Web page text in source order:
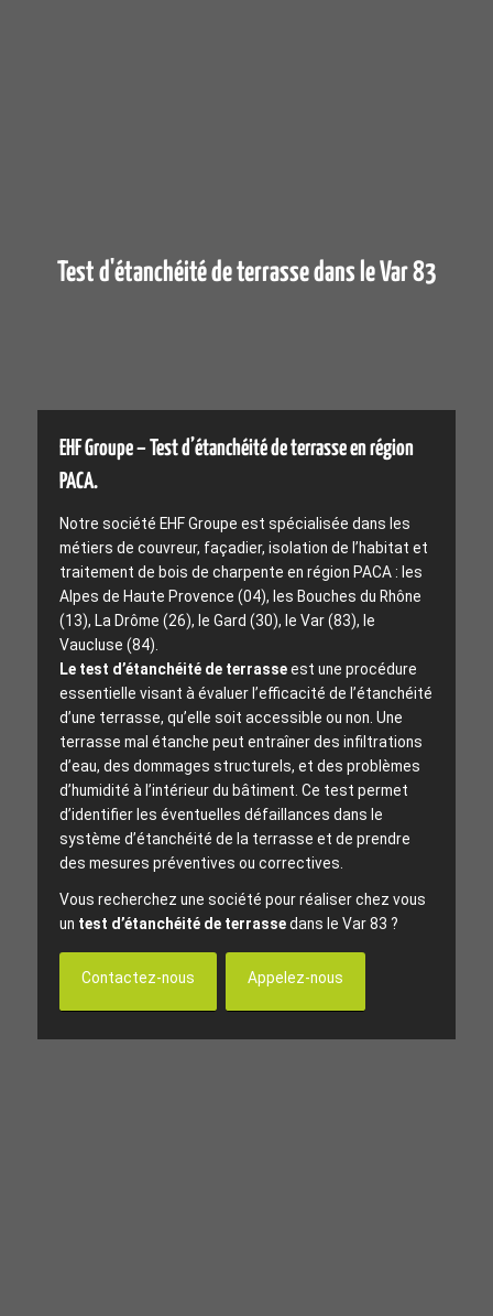
Test d'étanchéité de terrasse dans le Var 83
EHF Groupe – Test d’étanchéité de terrasse en région
PACA.
Notre société EHF Groupe est spécialisée dans les
métiers de couvreur, façadier, isolation de l’habitat et
traitement de bois de charpente en région PACA : les
Alpes de Haute Provence (04), les Bouches du Rhône
(13), La Drôme (26), le Gard (30), le Var (83), le
Vaucluse (84).
Le test d’étanchéité de terrasseest une procédure
essentielle visant à évaluer l’efficacité de l’étanchéité
d’une terrasse, qu’elle soit accessible ou non. Une
terrasse mal étanche peut entraîner des infiltrations
d’eau, des dommages structurels, et des problèmes
d’humidité à l’intérieur du bâtiment. Ce test permet
d’identifier les éventuelles défaillances dans le
système d’étanchéité de la terrasse et de prendre
des mesures préventives ou correctives.
Vous recherchez une société pour réaliser chez vous
un test d’étanchéité de terrassedans le Var 83 ?
Contactez-nous Appelez-nous